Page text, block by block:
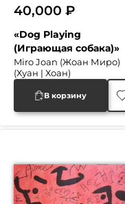
«Dog Playing
(Играющая собака)»
Miro Joan (Жоан Миро)
(Хуан | Хоан)
40,000 ₽
В корзину